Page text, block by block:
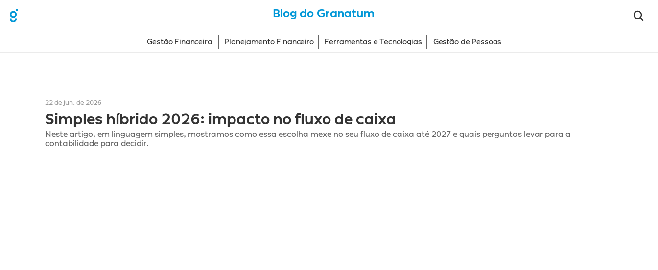
Blog do Granatum
Gestão Financeira Planejamento Financeiro Ferramentas e Tecnologias Gestão de Pessoas
22 de jun. de 2026
Simples híbrido 2026: impacto no fluxo de caixa
Neste artigo, em linguagem simples, mostramos como essa escolha mexe no seu fluxo de caixa até 2027 e quais perguntas levar para a
contabilidade para decidir.